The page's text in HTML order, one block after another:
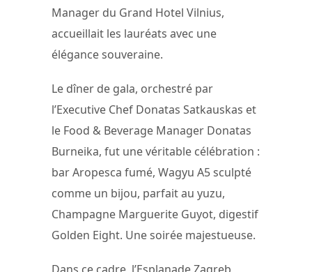
Manager du Grand Hotel Vilnius,
accueillait les lauréats avec une
élégance souveraine.
Le dîner de gala, orchestré par
l’Executive Chef Donatas Satkauskas et
le Food & Beverage Manager Donatas
Burneika, fut une véritable célébration :
bar Aropesca fumé, Wagyu A5 sculpté
comme un bijou, parfait au yuzu,
Champagne Marguerite Guyot, digestif
Golden Eight. Une soirée majestueuse.